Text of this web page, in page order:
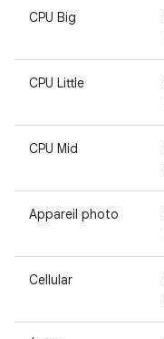
CPU Big
CPU Little
CPU Mid
Appareil photo
Cellular